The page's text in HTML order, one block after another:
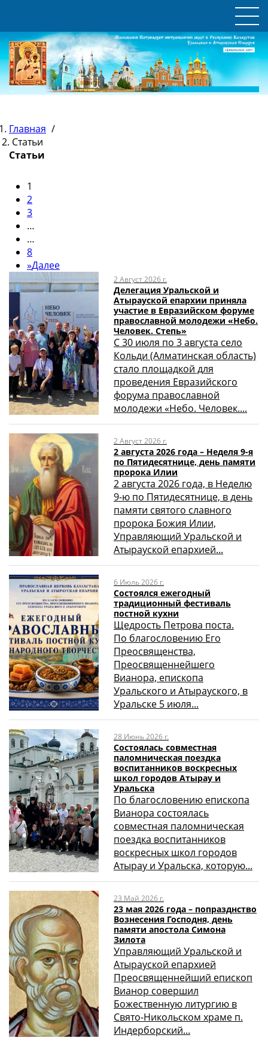
Главная /
Статьи
Статьи
1
2
3
…
…
8
»Далее
2 Август 2026 г.
Делегация Уральской и
Атырауской епархии приняла
участие в Евразийском форуме
православной молодежи «Небо.
Человек. Степь»
С 30 июля по 3 августа село
Кольди (Алматинская область)
стало площадкой для
проведения Евразийского
форума православной
молодежи «Небо. Человек....
2 Август 2026 г.
2 августа 2026 года – Неделя 9-я
по Пятидесятнице, день памяти
пророка Илии
2 августа 2026 года, в Неделю
9-ю по Пятидесятнице, в день
памяти святого славного
пророка Божия Илии,
Управляющий Уральской и
Атырауской епархией...
6 Июль 2026 г.
Состоялся ежегодный
традиционный фестиваль
постной кухни
Щедрость Петрова поста.
По благословению Его
Преосвященства,
Преосвященнейшего
Вианора, епископа
Уральского и Атырауского, в
Уральске 5 июля...
28 Июнь 2026 г.
Состоялась совместная
паломническая поездка
воспитанников воскресных
школ городов Атырау и
Уральска
По благословению епископа
Вианора состоялась
совместная паломническая
поездка воспитанников
воскресных школ городов
Атырау и Уральска, которую...
23 Май 2026 г.
23 мая 2026 года – попразднство
Вознесения Господня, день
памяти апостола Симона
Зилота
Управляющий Уральской и
Атырауской епархией
Преосвященнейший епископ
Вианор совершил
Божественную литургию в
Свято-Никольском храме п.
Индерборский...